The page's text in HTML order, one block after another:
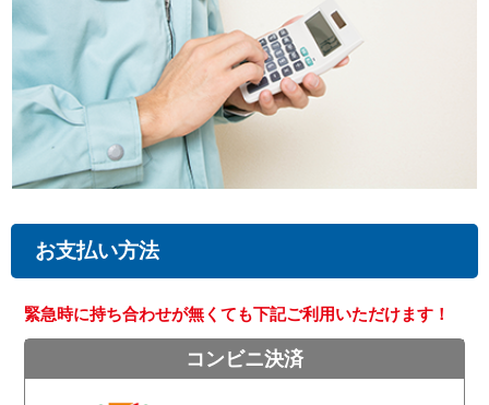
お支払い方法
緊急時に持ち合わせが無くても下記ご利用いただけます！
コンビニ決済